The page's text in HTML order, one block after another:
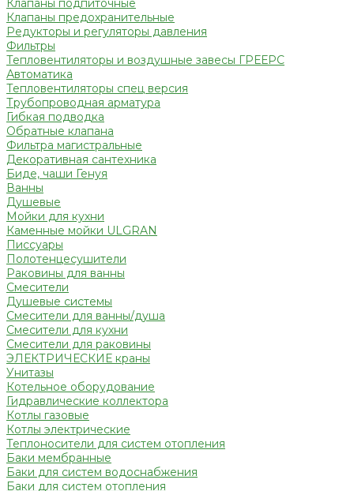
Клапаны подпиточные
Клапаны предохранительные
Редукторы и регуляторы давления
Фильтры
Тепловентиляторы и воздушные завесы ГРЕЕРС
Автоматика
Тепловентиляторы спец версия
Трубопроводная арматура
Гибкая подводка
Обратные клапана
Фильтра магистральные
Декоративная сантехника
Биде, чаши Генуя
Ванны
Душевые
Мойки для кухни
Каменные мойки ULGRAN
Писсуары
Полотенцесушители
Раковины для ванны
Смесители
Душевые системы
Смесители для ванны/душа
Смесители для кухни
Смесители для раковины
ЭЛЕКТРИЧЕСКИЕ краны
Унитазы
Котельное оборудование
Гидравлические коллектора
Котлы газовые
Котлы электрические
Теплоносители для систем отопления
Баки мембранные
Баки для систем водоснабжения
Баки для систем отопления